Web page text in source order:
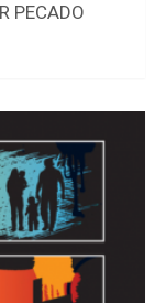
PECADO